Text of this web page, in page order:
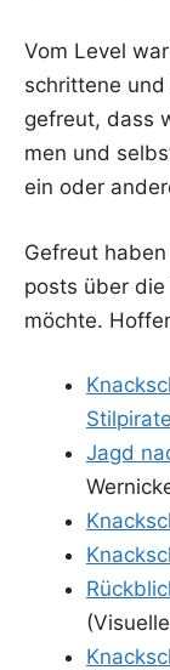
Vom Level
schrit­te­ne
gefreut, dass
men und
ein oder
Gefreut
posts über die
möch­te.
Jagd